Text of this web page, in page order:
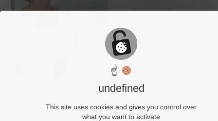
☝
undefined
This site uses cookies and gives you control over
what you want to activate